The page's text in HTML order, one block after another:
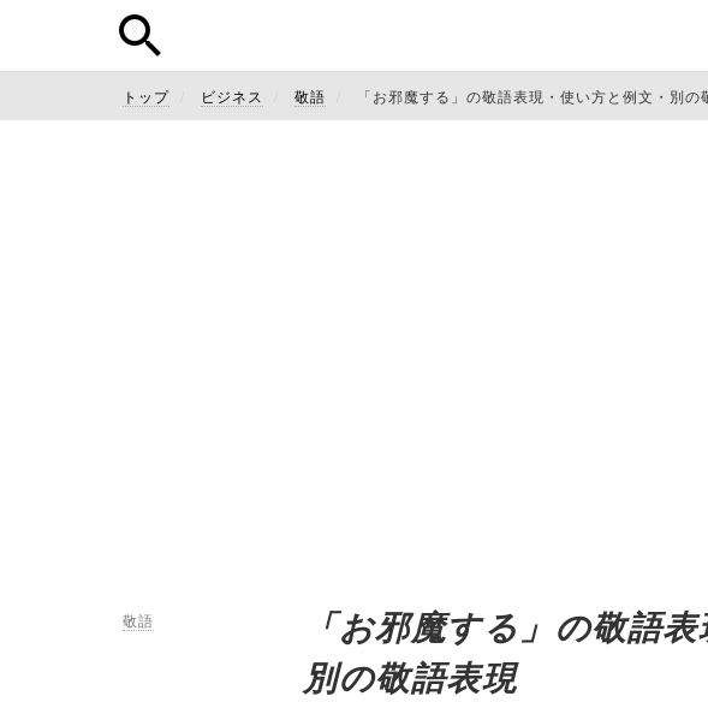
トップ ビジネス 敬語 「お邪魔する」の敬語表現・使い方と例文・別の
敬語
「お邪魔する」の敬語
別の敬語表現